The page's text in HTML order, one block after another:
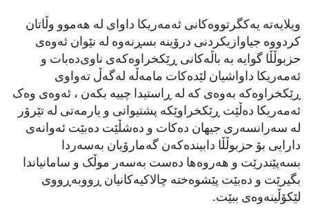
ویلایەتە یەکگرتووەکانی ئەمەریکا داوای لە هەموو وڵاتان
کردووە جیاوازیکردنی درۆینە بسڕنەوە لە نێوان ئەوەی
حزبوڵڵا گوایە بە باڵەکانی ڕێکخراوەکەی ناوی‌دەبات و
ئەمەریکا داواشیان لێدەکات مامەڵە لەگەڵ تەواوی
ڕێکخراوەکە بەوەی کە لە ڕاستیدا چییە بکەن ، ئەوەی وەک
ئەمەریکا دەڵێت ڕێکخراوێکە پشتیوانی و یارمەتی لە تێرۆر
لە سەرانسەری جیهان دەکات و دەشڵێت دەبێت ئەوانەی
دارایی بۆ حزبوڵڵا دابیندەکەن گەمارۆیان بەسەردا
بسەپێندرێت و هەروەها دەست بەسەر موڵک و سامانیاندا
بگیرێت و دەبێت پێشوەختە چالاکیەکانیان ڕووبەڕووی
لێکۆڵینەوەی ببێت.